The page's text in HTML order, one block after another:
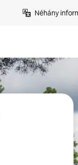
Néhány